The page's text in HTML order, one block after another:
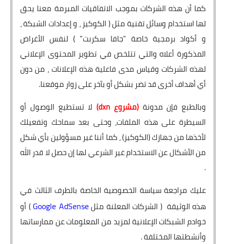
كما أن هذه الشركات بموجب الاتفاقيات المبرمة معنا يحق
لها استخدام وسائل تقنية مثل ( الكوكيز ، و إعدادات الشبكة ،
و أكواد برمجية خاصة "جافا سكربت" ) لنفس الأغراض
المذكورة أعلاه والتي تتلخص في تطوير المحتوى الإعلاني
لهذه الشركات وقياس مدى فاعلية هذه الإعلانات ، من دون
أي أهداف أخرى قد تضر بشكل أو بآخر على زوار موقعنا.
وبالطبع فإن مدونة(مشروع dxn)
لا تستطيع الوصول أو
السيطرة على هذه الملفات، وحتى بعد سماحك وتفعيلك
لأخذها من جهازك (الكوكيز) ، كما أننا غير مسؤولين بأي شكل
من الأشكال عن الاستخدام غير الشرعي لها إن حصل لا قدر الله
.
عليك مراجعة سياسة الخصوصية الخاصة بالطرف الثالث في
هذه الوثيقة ( الشركات المعلنة مثلGoogle AdSense) أو
خوادم الشبكات الإعلانية لمزيد من المعلومات عن ممارساتها
وأنشطتها المختلفة .